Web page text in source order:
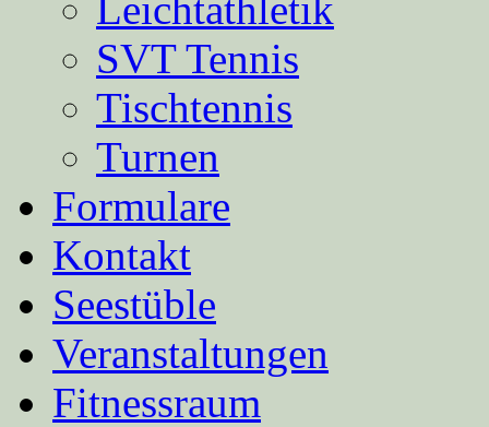
SVT Tennis
Tischtennis
Turnen
Formulare
Kontakt
Seestüble
Veranstaltungen
Fitnessraum